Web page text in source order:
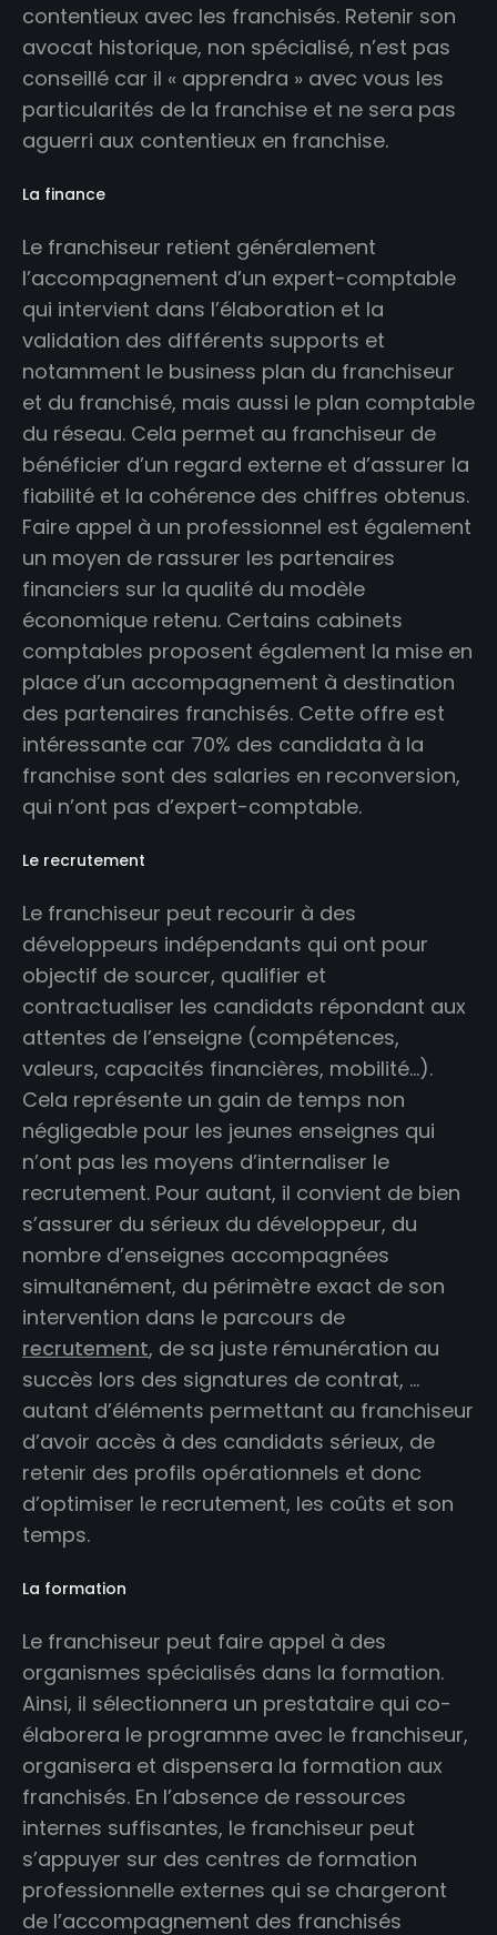
contentieux avec les franchisés. Retenir son
avocat historique, non spécialisé, n’est pas
conseillé car il « apprendra » avec vous les
particularités de la franchise et ne sera pas
aguerri aux contentieux en franchise.
La finance
Le franchiseur retient généralement
l’accompagnement d’un expert-comptable
qui intervient dans l’élaboration et la
validation des différents supports et
notamment le business plan du franchiseur
et du franchisé, mais aussi le plan comptable
du réseau. Cela permet au franchiseur de
bénéficier d’un regard externe et d’assurer la
fiabilité et la cohérence des chiffres obtenus.
Faire appel à un professionnel est également
un moyen de rassurer les partenaires
financiers sur la qualité du modèle
économique retenu. Certains cabinets
comptables proposent également la mise en
place d’un accompagnement à destination
des partenaires franchisés. Cette offre est
intéressante car 70% des candidata à la
franchise sont des salaries en reconversion,
qui n’ont pas d’expert-comptable.
Le recrutement
Le franchiseur peut recourir à des
développeurs indépendants qui ont pour
objectif de sourcer, qualifier et
contractualiser les candidats répondant aux
attentes de l’enseigne (compétences,
valeurs, capacités financières, mobilité…).
Cela représente un gain de temps non
négligeable pour les jeunes enseignes qui
n’ont pas les moyens d’internaliser le
recrutement. Pour autant, il convient de bien
s’assurer du sérieux du développeur, du
nombre d’enseignes accompagnées
simultanément, du périmètre exact de son
intervention dans le parcours de
recrutement, de sa juste rémunération au
succès lors des signatures de contrat, …
autant d’éléments permettant au franchiseur
d’avoir accès à des candidats sérieux, de
retenir des profils opérationnels et donc
d’optimiser le recrutement, les coûts et son
temps.
La formation
Le franchiseur peut faire appel à des
organismes spécialisés dans la formation.
Ainsi, il sélectionnera un prestataire qui co-
élaborera le programme avec le franchiseur,
organisera et dispensera la formation aux
franchisés. En l’absence de ressources
internes suffisantes, le franchiseur peut
s’appuyer sur des centres de formation
professionnelle externes qui se chargeront
de l’accompagnement des franchisés